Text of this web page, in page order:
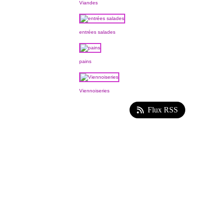
Viandes
entrées salades
pains
Viennoiseries
Flux RSS